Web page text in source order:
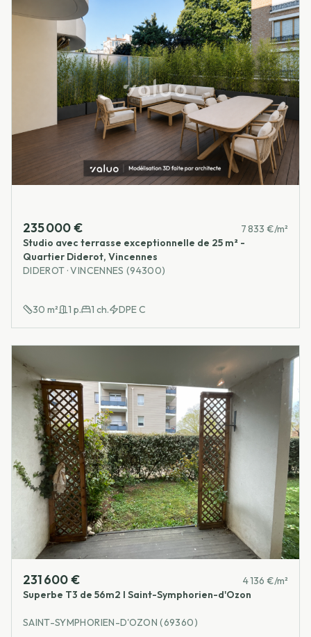
235 000 €
7 833 €/m²
Studio avec terrasse exceptionnelle de 25 m² -
Quartier Diderot, Vincennes
DIDEROT · VINCENNES (94300)
30 m² 1 p. 1 ch. DPEC
231 600 €
4 136 €/m²
Superbe T3 de 56m2 I Saint-Symphorien-d'Ozon
SAINT-SYMPHORIEN-D'OZON (69360)